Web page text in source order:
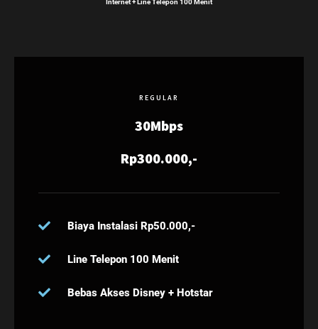
REGULAR
30Mbps
Rp300.000,-
Biaya Instalasi Rp50.000,-
Line Telepon 100 Menit
Bebas Akses Disney + Hotstar